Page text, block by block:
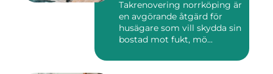
Takrenovering norrköping är
en avgörande åtgärd för
husägare som vill skydda sin
bostad mot fukt, mö...